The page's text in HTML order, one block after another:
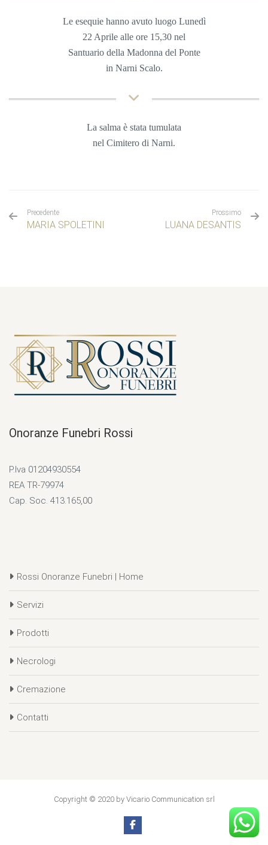
Le esequie hanno avuto luogo Lunedì
22 Aprile alle ore 15,30 nel
Santuario della Madonna del Ponte
in Narni Scalo.
La salma è stata tumulata
nel Cimitero di Narni.
Precedente
MARIA SPOLETINI
Prossimo
LUANA DESANTIS
Onoranze Funebri Rossi
P.Iva 01204930554
REA TR-79974
Cap. Soc. 413.165,00
Rossi Onoranze Funebri | Home
Servizi
Prodotti
Necrologi
Cremazione
Contatti
Copyright © 2020 by Vicario Communication srl